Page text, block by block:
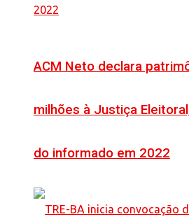
ACM Neto declara
milhões à Justiça
do informado em 2022